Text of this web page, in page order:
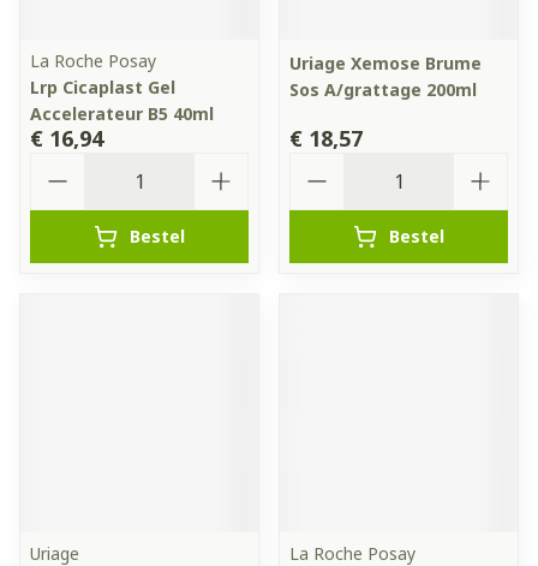
La Roche Posay
Lrp Cicaplast Gel
Accelerateur B5 40ml
€ 16,94
Bestel
Uriage Xemose Brume
Sos A/grattage 200ml
€ 18,57
Bestel
Uriage
La Roche Posay